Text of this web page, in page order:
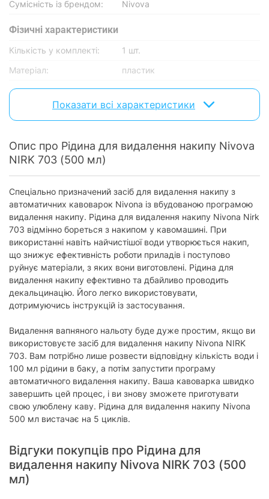
Сумісність із брендом: Nivova
Фізичні характеристики
Кількість у комплекті:
1 шт.
Матеріал:
пластик
Характеристики та комплектація товару можуть змінюватися
виробником без повідомлення.
Показати всі характеристики
Опис про Рідина для видалення накипу Nivova
NIRK 703 (500 мл)
Спеціально призначений засіб для видалення накипу з
автоматичних кавоварок Nivona із вбудованою програмою
видалення накипу. Рідина для видалення накипу Nivona Nirk
703 відмінно бореться з накипом у кавомашині. При
використанні навіть найчистішої води утворюється накип,
що знижує ефективність роботи приладів і поступово
руйнує матеріали, з яких вони виготовлені. Рідина для
видалення накипу ефективно та дбайливо проводить
декальцинацію. Його легко використовувати,
дотримуючись інструкцій із застосування.
Видалення вапняного нальоту буде дуже простим, якщо ви
використовуєте засіб для видалення накипу Nivona NIRK
703. Вам потрібно лише розвести відповідну кількість води і
100 мл рідини в баку, а потім запустити програму
автоматичного видалення накипу. Ваша кавоварка швидко
завершить цей процес, і ви знову зможете приготувати
свою улюблену каву. Рідина для видалення накипу Nivona
500 мл вистачає на 5 циклів.
Відгуки покупців про Рідина для
видалення накипу Nivova NIRK 703 (500
мл)